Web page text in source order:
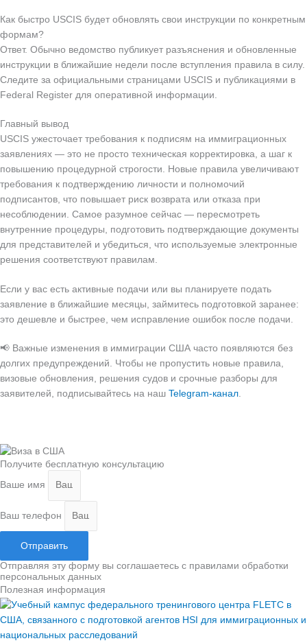
Как быстро USCIS будет обновлять свои инструкции по конкретным
формам?
Ответ. Обычно ведомство публикует разъяснения и обновленные
инструкции в ближайшие недели после вступления правила в силу.
Следите за официальными страницами USCIS и публикациями в
Federal Register для оперативной информации.
Главный вывод
USCIS ужесточает требования к подписям на иммиграционных
заявлениях — это не просто техническая корректировка, а шаг к
повышению процедурной строгости. Новые правила увеличивают
требования к подтверждению личности и полномочий
подписантов, что повышает риск возврата или отказа при
несоблюдении. Самое разумное сейчас — пересмотреть
внутренние процедуры, подготовить подтверждающие документы
для представителей и убедиться, что используемые электронные
решения соответствуют правилам.
Если у вас есть активные подачи или вы планируете подать
заявление в ближайшие месяцы, займитесь подготовкой заранее:
это дешевле и быстрее, чем исправление ошибок после подачи.
📢 Важные изменения в иммиграции США часто появляются без
долгих предупреждений. Чтобы не пропустить новые правила,
визовые обновления, решения судов и срочные разборы для
заявителей, подписывайтесь на наш Telegram-канал.
Получите бесплатную консультацию
Ваше имя
Ваш телефон
Отправить
Отправляя эту форму вы соглашаетесь с правилами обработки
персональных данных
Полезная информация